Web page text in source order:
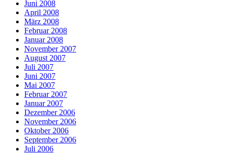
Juni 2008
April 2008
März 2008
Februar 2008
Januar 2008
November 2007
August 2007
Juli 2007
Juni 2007
Mai 2007
Februar 2007
Januar 2007
Dezember 2006
November 2006
Oktober 2006
September 2006
Juli 2006